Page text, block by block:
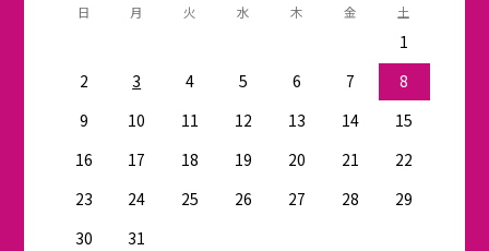
日 月 火 水 木 金 土
1
2
3 4 5 6 7
8
9
10 11 12 13 14
15
16
17 18 19 20 21
22
23
24 25 26 27 28
29
30
31